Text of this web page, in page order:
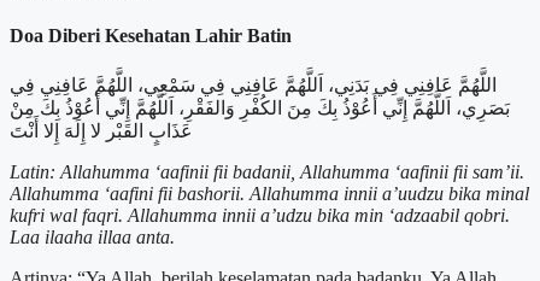
Doa Diberi Kesehatan Lahir Batin
اللَّهُمَّ عَافِنِي فِي بَدَنِي، اَللَّهُمَّ عَافِنِي فِي سَمْعِي، اللَّهُمَّ عَافِنِي فِي
بَصَرِي، اَللَّهُمَّ إِنِّي أَعُوْذُ بِكَ مِنَ الكُفْرِ وَالفَقْرِ، اَللَّهُمَّ إِنِّي أَعُوْذُ بِكَ مِنْ
عَذَابٍ القَبْر لا إِلَهَ إِلا أَنْتَ
Latin: Allahumma ‘aafinii fii badanii, Allahumma ‘aafinii fii sam’ii.
Allahumma ‘aafini fii bashorii. Allahumma innii a’uudzu bika minal
kufri wal faqri. Allahumma innii a’udzu bika min ‘adzaabil qobri.
Laa ilaaha illaa anta.